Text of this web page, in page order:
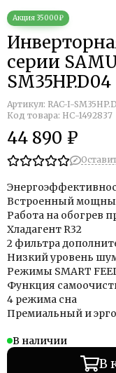
серии
Артикул: RAC-I-
Код товара: НС-1492837
44 890 ₽
Встроенный
Работа на обогрев
Хладагент R32
2 фильтра
Низкий уровень
Режимы SMART
Функция
4 режима сна
Премиальный и
В наличии
В